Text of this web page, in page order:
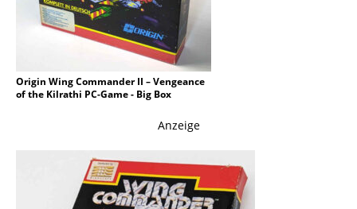
Origin Wing Commander II – Vengeance
of the Kilrathi PC-Game - Big Box
Anzeige